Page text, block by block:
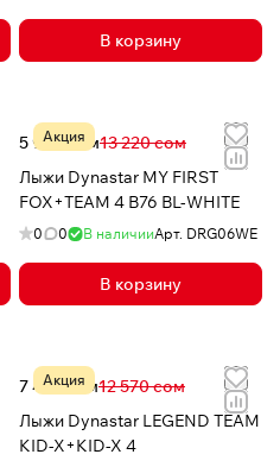
В корзину
Акция
5 996 сом13 220 сом
Лыжи Dynastar MY FIRST
FOX+TEAM 4 B76 BL-WHITE
0 0 В наличииАрт. DRG06WE
В корзину
Акция
7 479 сом12 570 сом
Лыжи Dynastar LEGEND TEAM
KID-X+KID-X 4